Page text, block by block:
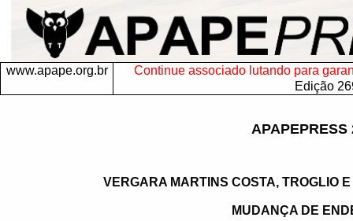
www.apape.org.br
Continue associado lutando para
Edição
APAPEPRESS
VERGARA MARTINS COSTA, TROGLIO
MUDANÇA DE